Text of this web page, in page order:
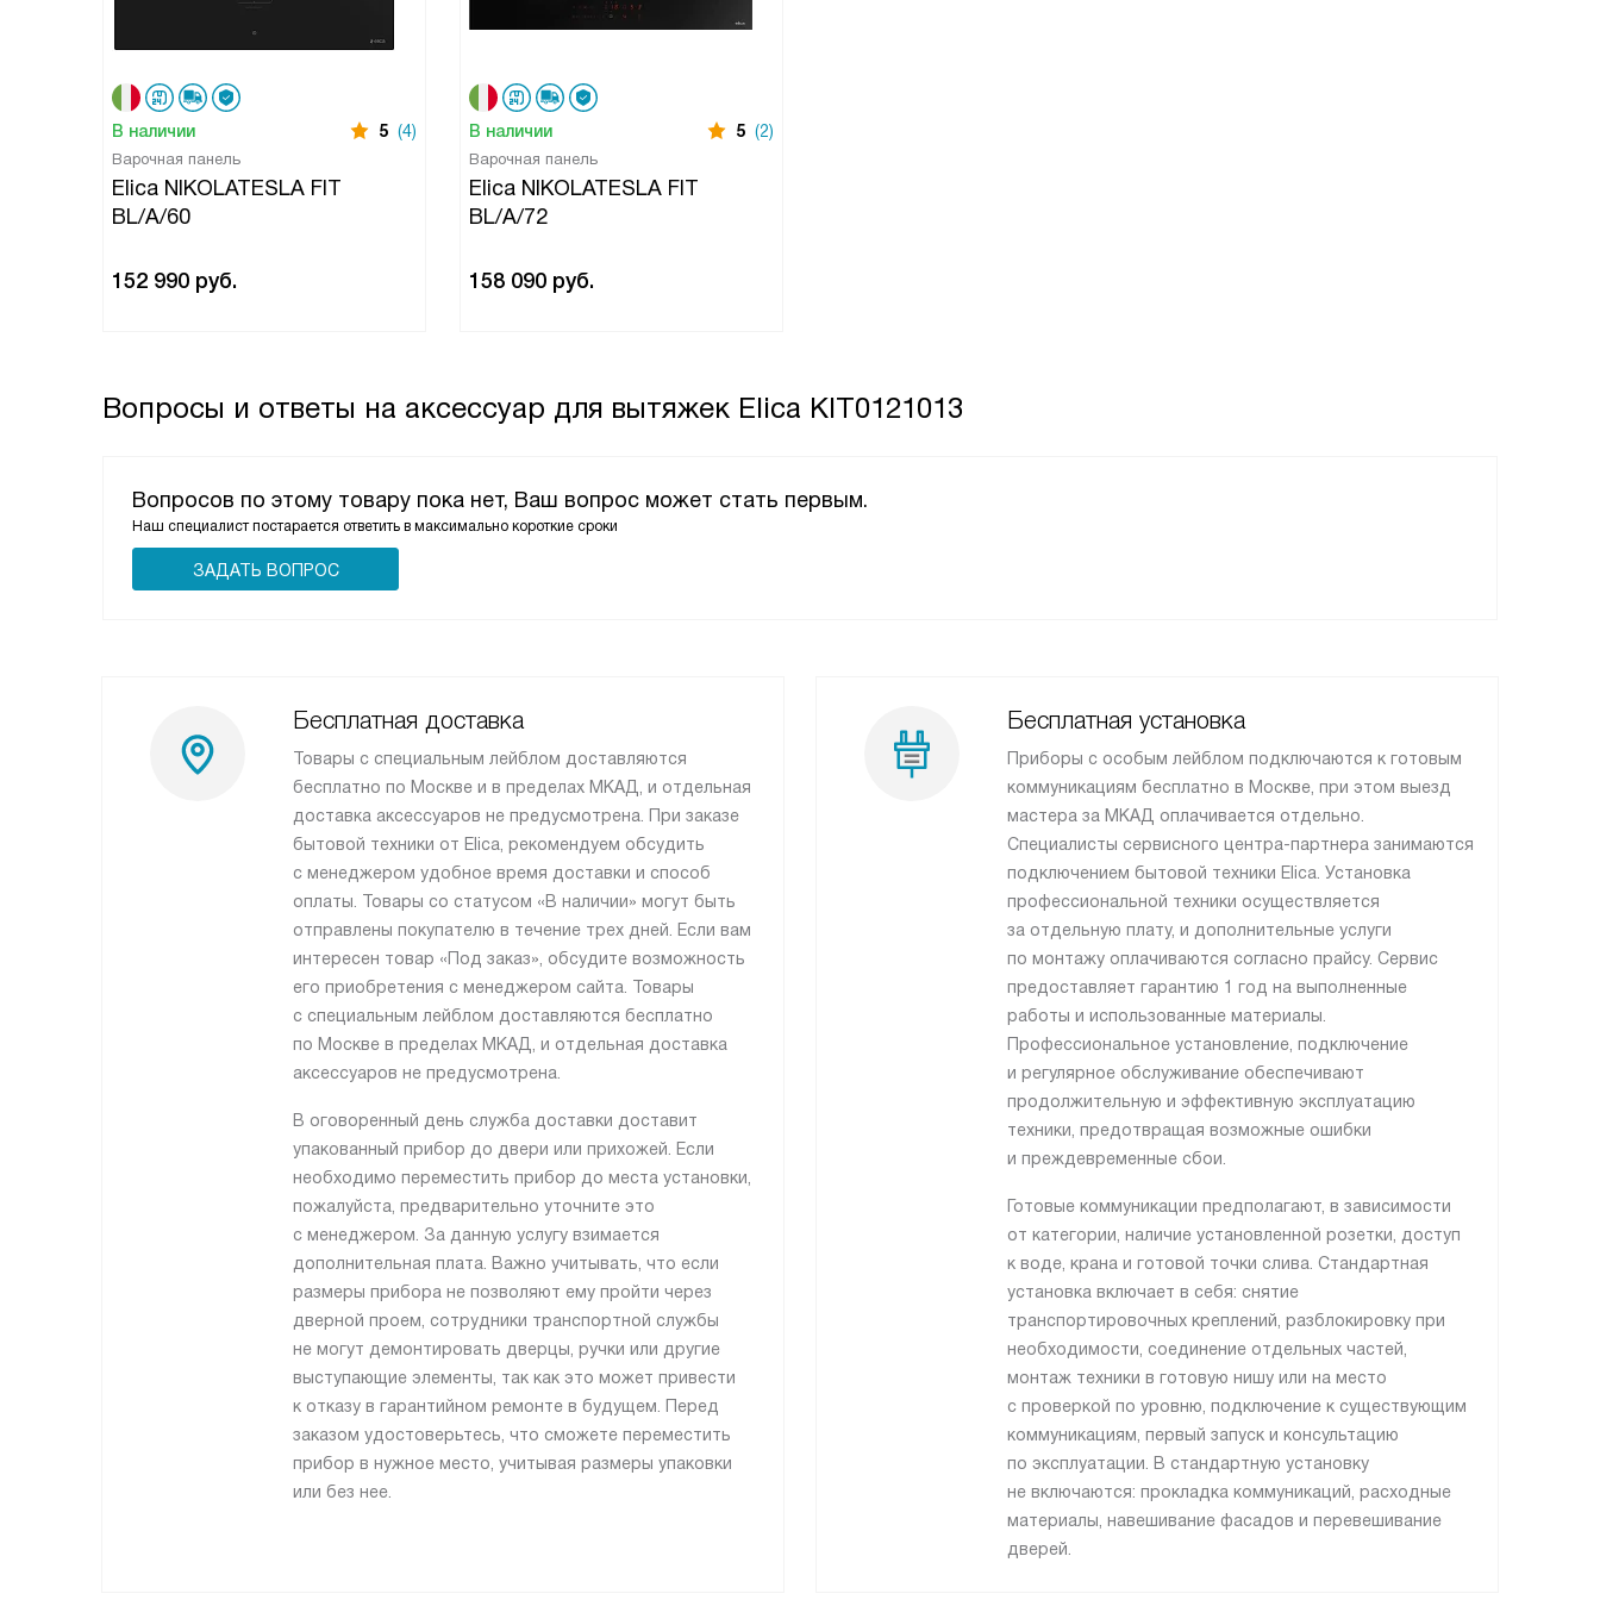
В наличии 5 (4)
Варочная панель
Elica NIKOLATESLA FIT
BL/A/60
152 990 руб.
В наличии 5 (2)
Варочная панель
Elica NIKOLATESLA FIT
BL/A/72
158 090 руб.
Вопросы и ответы на аксессуар для вытяжек Elica KIT0121013
Вопросов по этому товару пока нет, Ваш вопрос может стать первым.
Наш специалист постарается ответить в максимально короткие сроки
ЗАДАТЬ ВОПРОС
Бесплатная доставка
Товары с специальным лейблом доставляются
бесплатно по Москве и в пределах МКАД, и отдельная
доставка аксессуаров не предусмотрена. При заказе
бытовой техники от Elica, рекомендуем обсудить
с менеджером удобное время доставки и способ
оплаты. Товары со статусом «В наличии» могут быть
отправлены покупателю в течение трех дней. Если вам
интересен товар «Под заказ», обсудите возможность
его приобретения с менеджером сайта. Товары
с специальным лейблом доставляются бесплатно
по Москве в пределах МКАД, и отдельная доставка
аксессуаров не предусмотрена.
В оговоренный день служба доставки доставит
упакованный прибор до двери или прихожей. Если
необходимо переместить прибор до места установки,
пожалуйста, предварительно уточните это
с менеджером. За данную услугу взимается
дополнительная плата. Важно учитывать, что если
размеры прибора не позволяют ему пройти через
дверной проем, сотрудники транспортной службы
не могут демонтировать дверцы, ручки или другие
выступающие элементы, так как это может привести
к отказу в гарантийном ремонте в будущем. Перед
заказом удостоверьтесь, что сможете переместить
прибор в нужное место, учитывая размеры упаковки
или без нее.
Бесплатная установка
Приборы с особым лейблом подключаются к готовым
коммуникациям бесплатно в Москве, при этом выезд
мастера за МКАД оплачивается отдельно.
Специалисты сервисного центра-партнера занимаются
подключением бытовой техники Elica. Установка
профессиональной техники осуществляется
за отдельную плату, и дополнительные услуги
по монтажу оплачиваются согласно прайсу. Сервис
предоставляет гарантию 1 год на выполненные
работы и использованные материалы.
Профессиональное установление, подключение
и регулярное обслуживание обеспечивают
продолжительную и эффективную эксплуатацию
техники, предотвращая возможные ошибки
и преждевременные сбои.
Готовые коммуникации предполагают, в зависимости
от категории, наличие установленной розетки, доступ
к воде, крана и готовой точки слива. Стандартная
установка включает в себя: снятие
транспортировочных креплений, разблокировку при
необходимости, соединение отдельных частей,
монтаж техники в готовую нишу или на место
с проверкой по уровню, подключение к существующим
коммуникациям, первый запуск и консультацию
по эксплуатации. В стандартную установку
не включаются: прокладка коммуникаций, расходные
материалы, навешивание фасадов и перевешивание
дверей.